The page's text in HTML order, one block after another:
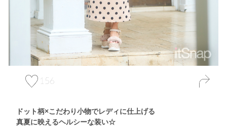
156
ドット柄×こだわり小物でレディに仕上げる
真夏に映えるヘルシーな装い☆